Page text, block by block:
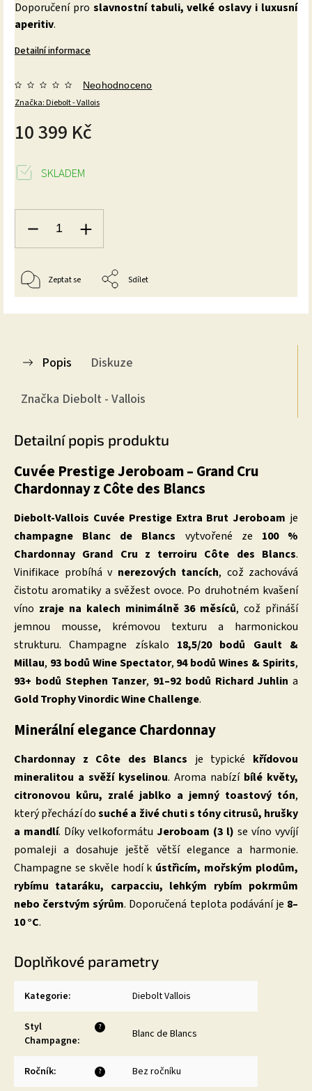
Doporučení pro slavnostní tabuli, velké oslavy i luxusní
aperitiv.
Detailní informace
Značka: Diebolt - Vallois
Neohodnoceno
10 399 Kč
SKLADEM
Zeptat se Sdílet
Popis
Diskuze
Značka Diebolt - Vallois
Detailní popis produktu
Cuvée Prestige Jeroboam – Grand Cru
Chardonnay z Côte des Blancs
Diebolt-Vallois Cuvée Prestige Extra Brut Jeroboam je
champagne Blanc de Blancs vytvořené ze 100 %
Chardonnay Grand Cru z terroiru Côte des Blancs.
Vinifikace probíhá v nerezových tancích, což zachovává
čistotu aromatiky a svěžest ovoce. Po druhotném kvašení
víno zraje na kalech minimálně 36 měsíců, což přináší
jemnou mousse, krémovou texturu a harmonickou
strukturu. Champagne získalo 18,5/20 bodů Gault &
Millau, 93 bodů Wine Spectator, 94 bodů Wines & Spirits,
93+ bodů Stephen Tanzer, 91–92 bodů Richard Juhlin a
Gold Trophy Vinordic Wine Challenge.
Minerální elegance Chardonnay
Chardonnay z Côte des Blancs je typické křídovou
mineralitou a svěží kyselinou. Aroma nabízí bílé květy,
citronovou kůru, zralé jablko a jemný toastový tón,
který přechází dosuché a živé chuti s tóny citrusů, hrušky
a mandlí. Díky velkoformátu Jeroboam (3 l) se víno vyvíjí
pomaleji a dosahuje ještě větší elegance a harmonie.
Champagne se skvěle hodí k ústřicím, mořským plodům,
rybímu tataráku, carpacciu, lehkým rybím pokrmům
nebo čerstvým sýrům. Doporučená teplota podávání je 8–
10 °C.
Doplňkové parametry
Kategorie: Diebolt Vallois
?
Styl
Champagne: Blanc de Blancs
?
Ročník: Bez ročníku